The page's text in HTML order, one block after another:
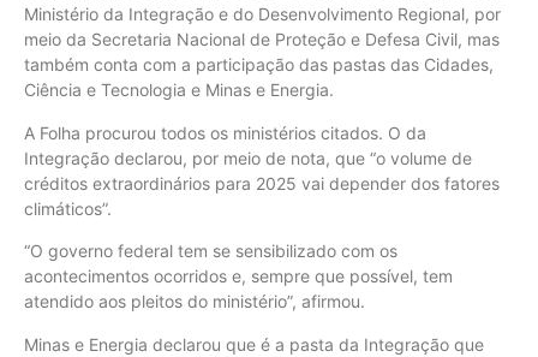
Ministério da Integração e do Desenvolvimento Regional, por
meio da Secretaria Nacional de Proteção e Defesa Civil, mas
também conta com a participação das pastas das Cidades,
Ciência e Tecnologia e Minas e Energia.
A Folha procurou todos os ministérios citados. O da
Integração declarou, por meio de nota, que “o volume de
créditos extraordinários para 2025 vai depender dos fatores
climáticos”.
“O governo federal tem se sensibilizado com os
acontecimentos ocorridos e, sempre que possível, tem
atendido aos pleitos do ministério”, afirmou.
Minas e Energia declarou que é a pasta da Integração que